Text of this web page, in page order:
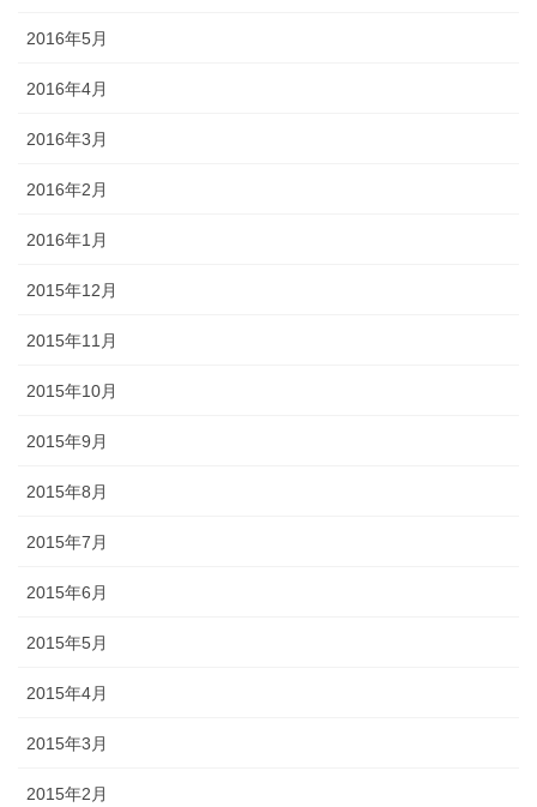
2016年5月
2016年4月
2016年3月
2016年2月
2016年1月
2015年12月
2015年11月
2015年10月
2015年9月
2015年8月
2015年7月
2015年6月
2015年5月
2015年4月
2015年3月
2015年2月